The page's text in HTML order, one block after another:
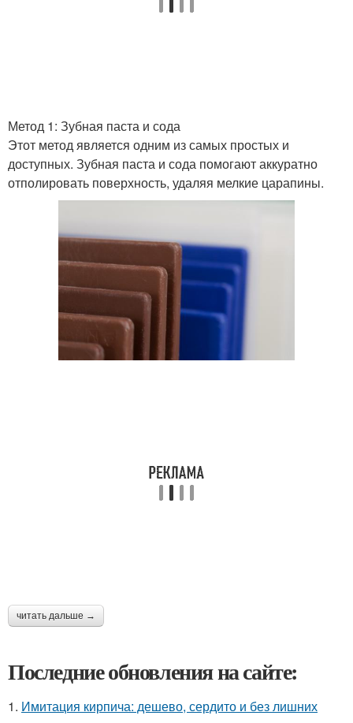
Метод 1: Зубная паста и сода
Этот метод является одним из самых простых и
доступных. Зубная паста и сода помогают аккуратно
отполировать поверхность, удаляя мелкие царапины.
читать дальше →
Последние обновления на сайте:
1. Имитация кирпича: дешево, сердито и без лишних